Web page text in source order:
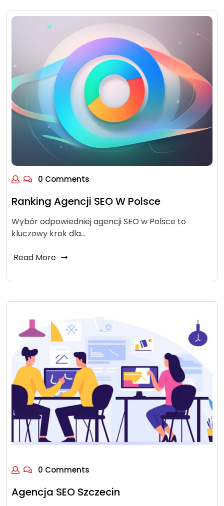
0 Comments
Ranking Agencji SEO W Polsce
Wybór odpowiedniej agencji SEO w Polsce to
kluczowy krok dla…
Read More
0 Comments
Agencja SEO Szczecin